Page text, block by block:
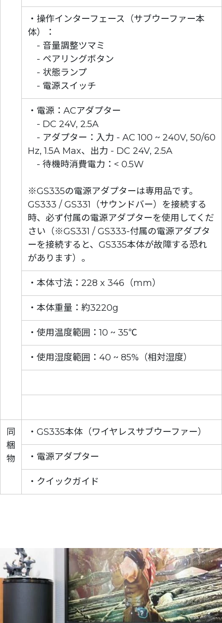
・操作インターフェース（サブウーファー本
体）：
- 音量調整ツマミ
- ペアリングボタン
- 状態ランプ
- 電源スイッチ
・電源：ACアダプター
- DC 24V, 2.5A
- アダプター：入力 - AC 100 ~ 240V, 50/60
Hz, 1.5A Max、出力 - DC 24V, 2.5A
- 待機時消費電力：< 0.5W
※GS335の電源アダプターは専用品です。
GS333 / GS331（サウンドバー）を接続する
時、必ず付属の電源アダプターを使用してくだ
さい（※GS331 / GS333-付属の電源アダプタ
ーを接続すると、GS335本体が故障する恐れ
があります）。
・本体寸法：228 x 346（mm）
・本体重量：約3220g
・使用温度範囲：10 ~ 35℃
・使用湿度範囲：40 ~ 85%（相対湿度）
同
梱
物
・GS335本体（ワイヤレスサブウーファー）
・電源アダプター
・クイックガイド